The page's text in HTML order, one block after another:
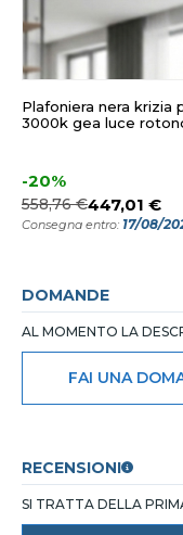
Plafoniera nera krizia
3000k gea luce
-20%
558,76 €447,01 €
Consegna entro: 17/08/
DOMANDE
AL MOMENTO LA
FAI UNA
RECENSIONI
SI TRATTA DELLA